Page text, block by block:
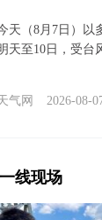
天（8月7日）以
天至10日，受台
气网 2026-08-
线现场